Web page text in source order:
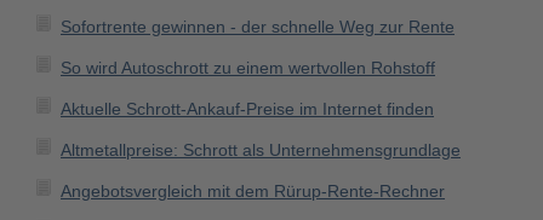
Sofortrente gewinnen - der schnelle Weg zur Rente
So wird Autoschrott zu einem wertvollen Rohstoff
Aktuelle Schrott-Ankauf-Preise im Internet finden
Altmetallpreise: Schrott als Unternehmensgrundlage
Angebotsvergleich mit dem Rürup-Rente-Rechner